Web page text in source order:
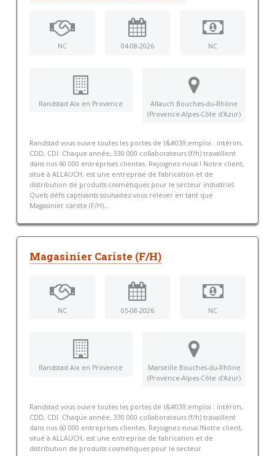
NC 04-08-2026 NC
Randstad Aix en Provence
Allauch Bouches-du-Rhône
(Provence-Alpes-Côte d'Azur)
Randstad vous ouvre toutes les portes de l&#039;emploi : intérim,
CDD, CDI. Chaque année, 330 000 collaborateurs (f/h) travaillent
dans nos 60 000 entreprises clientes. Rejoignez-nous ! Notre client,
situé à ALLAUCH, est une entreprise de fabrication et de
distribution de produits cosmétiques pour le secteur industriel.
Quels défis captivants souhaitez-vous relever en tant que
Magasinier cariste (F/H)...
Magasinier Cariste (F/H)
NC 05-08-2026 NC
Randstad Aix en Provence
Marseille Bouches-du-Rhône
(Provence-Alpes-Côte d'Azur)
Randstad vous ouvre toutes les portes de l&#039;emploi : intérim,
CDD, CDI. Chaque année, 330 000 collaborateurs (f/h) travaillent
dans nos 60 000 entreprises clientes. Rejoignez-nous !Notre client,
situé à ALLAUCH, est une entreprise de fabrication et de
distribution de produits cosmétiques pour le secteur